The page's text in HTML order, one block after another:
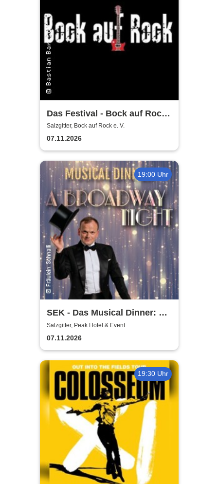
Das Festival - Bock auf Rock
gemeinnütziger e. V.
Salzgitter, Bock auf Rock e. V.
07.11.2026
19:00 Uhr
SEK - Das Musical Dinner: A
Broadway Night
Salzgitter, Peak Hotel & Event
07.11.2026
19:30 Uhr